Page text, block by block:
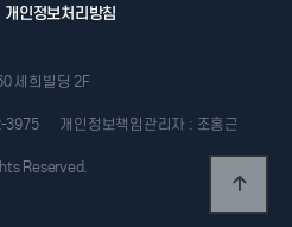
개인정보처리방침
세희빌딩 2F
3975
개인정보책임관리자 : 조홍근
Reserved.